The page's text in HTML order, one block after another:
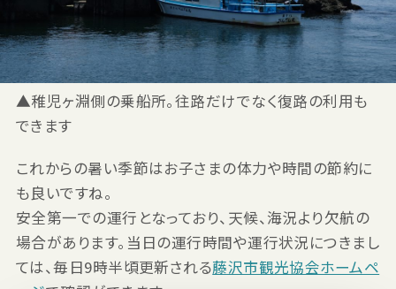
▲稚児ヶ淵側の乗船所。往路だけでなく復路の利用も
できます
これからの暑い季節はお子さまの体力や時間の節約に
も良いですね。
安全第一での運行となっており、天候、海況より欠航の
場合があります。当日の運行時間や運行状況につきまし
ては、毎日9時半頃更新される藤沢市観光協会ホームペ